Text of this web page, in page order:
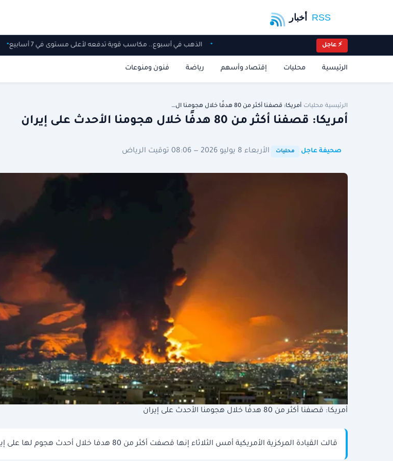
⚡ عاجل الذهب في أسبوع.. مكاسب قوية تدفعه لأعلى مستوى في 7 أسابيع
الرئيسية محليات إقتصاد وأسهم رياضة فنون ومنوعات
الرئيسية محليات أمريكا: قصفنا أكثر من 80 هدفًا خلال هجومنا ال…
أمريكا: قصفنا أكثر من 80 هدفًا خلال هجومنا الأحدث على إيران
صحيفة عاجل محليات الأربعاء 8 يوليو 2026 — 08:06 توقيت الرياض
أمريكا: قصفنا أكثر من 80 هدفًا خلال هجومنا الأحدث على إيران
قالت القيادة المركزية الأمريكية أمس الثلاثاء إنها قصفت أكثر من 80 هدفا خلال أحدث هجوم لها على إيران.